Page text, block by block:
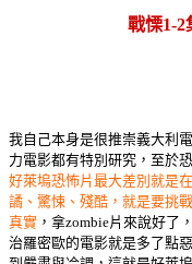
戰慄1-2
我自己本身是很推崇義大利
力電影都有特別研究，至於
好萊塢恐怖片最大差別就是
譎、驚悚、殘酷，就是要挑
真實 ，拿zombie片來說好了
治羅密歐的電影就是多了點